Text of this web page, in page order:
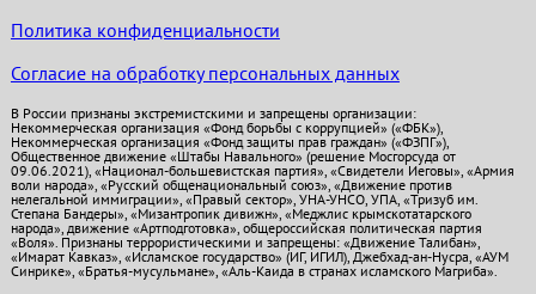
Политика конфиденциальности
Согласие на обработку персональных данных
В России признаны экстремистскими и запрещены организации:
Некоммерческая организация «Фонд борьбы с коррупцией» («ФБК»),
Некоммерческая организация «Фонд защиты прав граждан» («ФЗПГ»),
Общественное движение «Штабы Навального» (решение Мосгорсуда от
09.06.2021), «Национал-большевистская партия», «Свидетели Иеговы», «Армия
воли народа», «Русский общенациональный союз», «Движение против
нелегальной иммиграции», «Правый сектор», УНА-УНСО, УПА, «Тризуб им.
Степана Бандеры», «Мизантропик дивижн», «Меджлис крымскотатарского
народа», движение «Артподготовка», общероссийская политическая партия
«Воля». Признаны террористическими и запрещены: «Движение Талибан»,
«Имарат Кавказ», «Исламское государство» (ИГ, ИГИЛ), Джебхад-ан-Нусра, «АУМ
Синрике», «Братья-мусульмане», «Аль-Каида в странах исламского Магриба».